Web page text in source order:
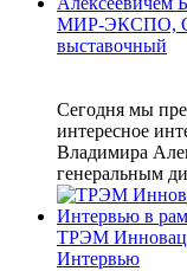
МИР-ЭКСПО,
выставочный
Сегодня мы
интересное
Владимира
генеральным
ТРЭМ
Интервью